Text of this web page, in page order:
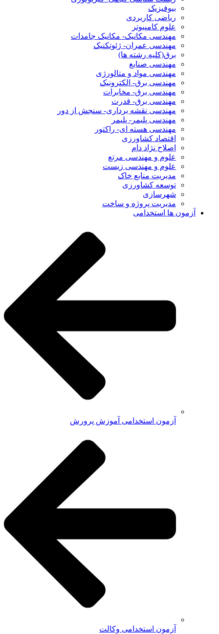
بیوفیزیک
ریاضی کاربردی
علوم کامپیوتر
مهندسی مکانیک- مکانیک جامدات
مهندسی عمران- ژئوتکنیک
برق(کلیه رشته ها)
مهندسی صنایع
مهندسی مواد و متالورژی
مهندسی برق- الکترونیک
مهندسی برق- مخابرات
مهندسی برق- قدرت
مهندسی نقشه برداری- سنجش از دور
مهندسی پلیمر- پلیمر
مهندسی هسته ای- راکتور
اقتصاد کشاورزی
اصلاح نژاد دام
علوم و مهندسی مرتع
علوم و مهندسی زیست
مدیریت منابع خاک
توسعه کشاورزی
شهرسازی
مدیریت پروژه و ساخت
آزمون ها استخدامی
آزمون استخدامی آموزش پرورش
آزمون استخدامی وکالت